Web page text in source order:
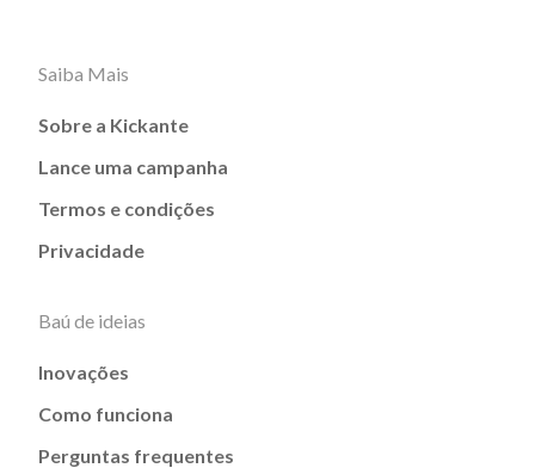
Saiba Mais
Sobre a Kickante
Lance uma campanha
Termos e condições
Privacidade
Baú de ideias
Inovações
Como funciona
Perguntas frequentes